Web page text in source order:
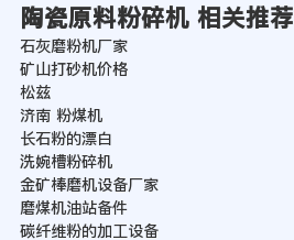
陶瓷原料粉碎机 相关推荐
石灰磨粉机厂家
矿山打砂机价格
松兹
济南 粉煤机
长石粉的漂白
洗婉槽粉碎机
金矿棒磨机设备厂家
磨煤机油站备件
碳纤维粉的加工设备